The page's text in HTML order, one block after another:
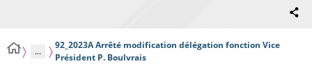
...
92_2023A Arrêté modification délégation fonction Vice
Président P. Boulvrais